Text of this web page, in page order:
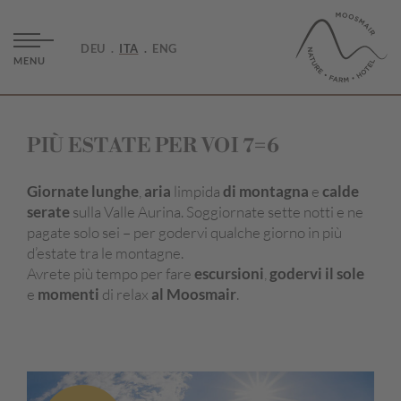
MENU
DEU ITA ENG
PIÙ ESTATE PER VOI 7=6
Giornate lunghe aria limpidadi montagna ecalde
seratesulla Valle Aurina. Soggiornate sette notti e ne
pagate solo sei – per godervi qualche giorno in più
d’estate tra le montagne.
Avrete più tempo per fareescursioni godervi il sole
e momenti di relax al Moosmair.